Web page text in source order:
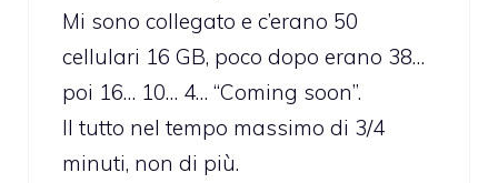
Mi sono collegato e c’erano 50
cellulari 16 GB, poco dopo erano 38…
poi 16… 10… 4… “Coming soon”.
Il tutto nel tempo massimo di 3/4
minuti, non di più.